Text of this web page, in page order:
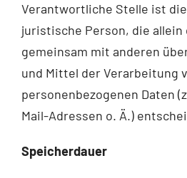
Verantwortliche Stelle ist
juristische Person, die allein
gemeinsam mit anderen
und Mittel der Verarbeitung
personenbezogenen Daten
Mail-Adressen o. Ä.)
Speicherdauer